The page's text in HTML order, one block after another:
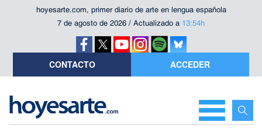
hoyesarte.com, primer diario de arte en lengua española
7 de agosto de 2026 / Actualizado a 13:54h
CONTACTO ACCEDER